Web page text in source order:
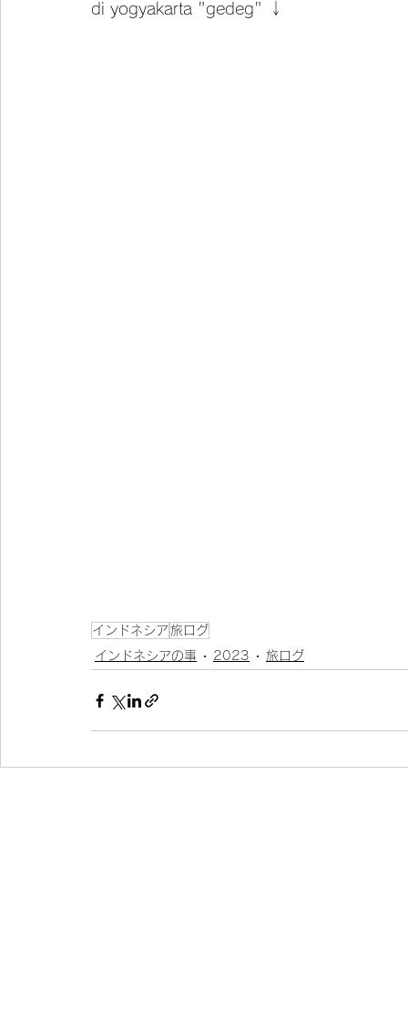
di yogyakarta "gedeg" ↓
インドネシア 旅ログ
インドネシアの事
2023 旅ログ